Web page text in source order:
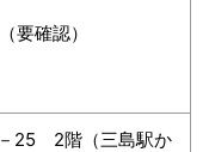
（要確認）
－ 25 2階（三島駅か